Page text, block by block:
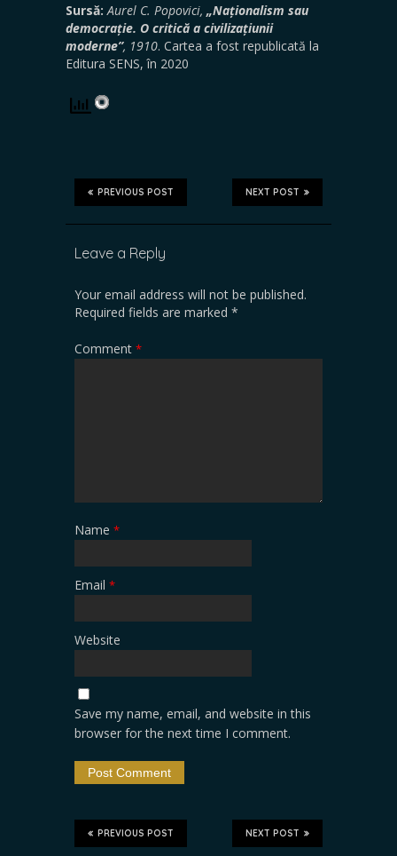
Sursă: Aurel C. Popovici, „Naționalism sau
democrație. O critică a civilizațiunii
moderne”, 1910. Cartea a fost republicată la
Editura SENS, în 2020
NEXT POST
PREVIOUS POST
Leave a Reply
Your email address will not be published.
Required fields are marked *
Comment *
Name *
Email *
Website
Save my name, email, and website in this
browser for the next time I comment.
NEXT POST
PREVIOUS POST